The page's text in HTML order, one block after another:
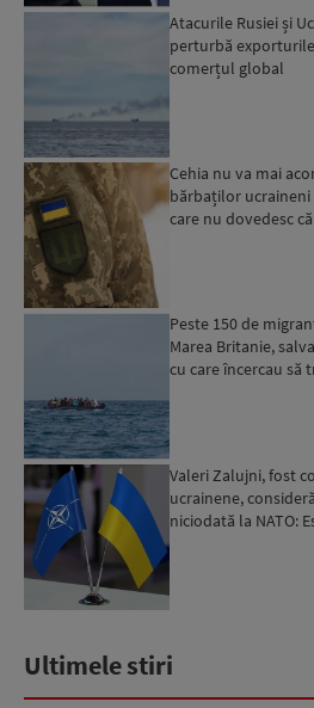
Atacurile Rusiei și
perturbă
comerțul global
Cehia nu va mai
bărbaților
care nu dovedesc
Peste 150 de
Marea Britanie,
cu care încercau să
Valeri Zalujni, fost
ucrainene,
niciodată la NATO:
Ultimele stiri